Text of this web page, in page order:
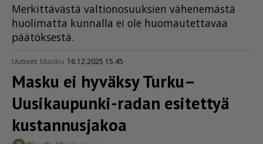
Mer­kit­tä­väs­tä val­ti­o­no­suuk­sien vä­he­ne­mäs­tä
huo­li­mat­ta kun­nal­la ei ole huo­mau­tet­ta­vaa
pää­tök­ses­tä.
Uutiset Masku 16.12.2025 15.45
Masku ei hyväksy Turku–
Uusikaupunki-radan esitettyä
kustannusjakoa